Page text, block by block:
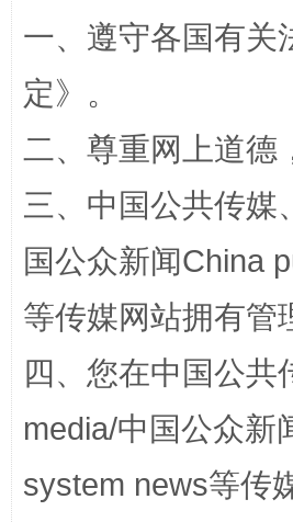
阿坝州三大球赛在茂县开幕
一、遵守各国有关
定》。
二、尊重网上道德
三、中国公共传媒
国公众新闻China
等传媒网站拥有管
四、您在中国公共
media/中国公众新
system news等传